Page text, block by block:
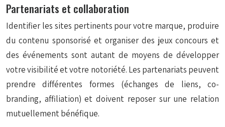
Partenariats et collaboration
Identifier les sites pertinents pour votre marque, produire
du contenu sponsorisé et organiser des jeux concours et
des événements sont autant de moyens de développer
votre visibilité et votre notoriété. Les partenariats peuvent
prendre différentes formes (échanges de liens, co-
branding, affiliation) et doivent reposer sur une relation
mutuellement bénéfique.